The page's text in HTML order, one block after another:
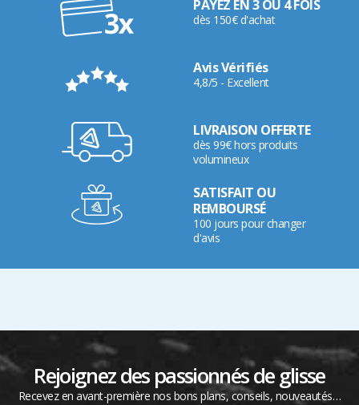
PAYEZ EN 3 OU 4 FOIS
dès 150€ d'achat
Avis Vérifiés
4,8/5 - Excellent
LIVRAISON OFFERTE
dès 99€ hors produits
volumineux
SATISFAIT OU
REMBOURSÉ
100 jours pour changer
d'avis
Rejoignez des passionnés de glisse
Recevez en avant-première nos bons plans, conseils, nouveautés…